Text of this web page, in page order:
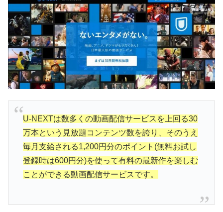
U-NEXTは数多くの動画配信サービスを上回る30
万本という見放題コンテンツ数を誇り、そのうえ
毎月支給される1,200円分のポイント(無料お試し
登録時は600円分)を使って有料の最新作を楽しむ
ことができる動画配信サービスです。